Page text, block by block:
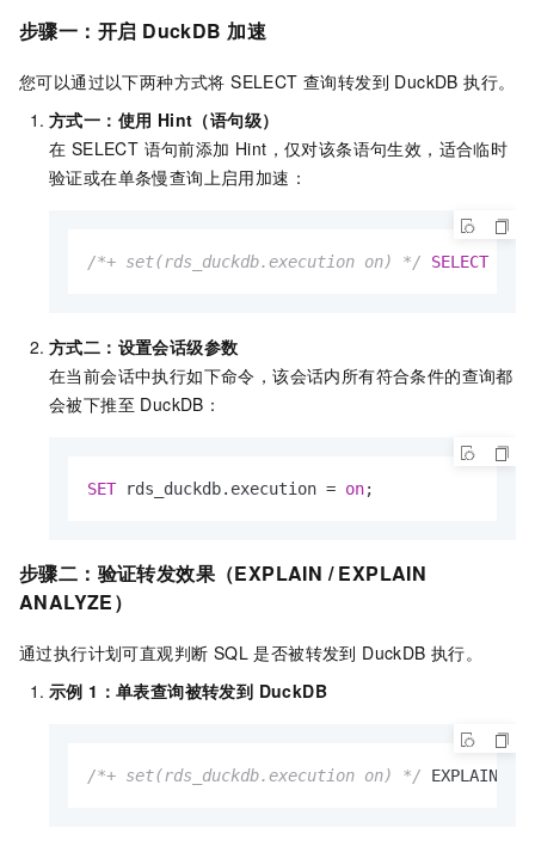
步骤一：开启 DuckDB 加速
您可以通过以下两种方式将 SELECT 查询转发到 DuckDB 执行。
方式一：使用 Hint（语句级）
在 SELECT 语句前添加 Hint，仅对该条语句生效，适合临时
验证或在单条慢查询上启用加速：
/*+ set(rds_duckdb.execution on) */ SELECT
方式二：设置会话级参数
在当前会话中执行如下命令，该会话内所有符合条件的查询都
会被下推至 DuckDB：
SET rds_duckdb.execution = on;
步骤二：验证转发效果（EXPLAIN / EXPLAIN
ANALYZE）
通过执行计划可直观判断 SQL 是否被转发到 DuckDB 执行。
示例 1：单表查询被转发到 DuckDB
/*+ set(rds_duckdb.execution on) */ EXPLAIN